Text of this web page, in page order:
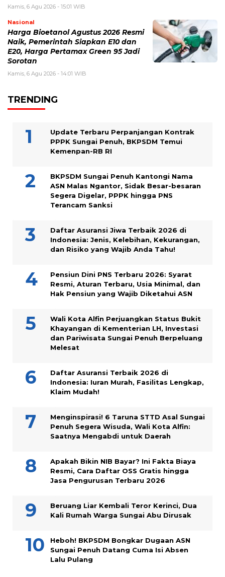
Kamis, 6 Agu 2026 - 15:01 WIB
Nasional
Harga Bioetanol Agustus 2026 Resmi
Naik, Pemerintah Siapkan E10 dan
E20, Harga Pertamax Green 95 Jadi
Sorotan
Kamis, 6 Agu 2026 - 14:01 WIB
TRENDING
Update Terbaru Perpanjangan Kontrak
PPPK Sungai Penuh, BKPSDM Temui
Kemenpan-RB RI
BKPSDM Sungai Penuh Kantongi Nama
ASN Malas Ngantor, Sidak Besar-besaran
Segera Digelar, PPPK hingga PNS
Terancam Sanksi
Daftar Asuransi Jiwa Terbaik 2026 di
Indonesia: Jenis, Kelebihan, Kekurangan,
dan Risiko yang Wajib Anda Tahu!
Pensiun Dini PNS Terbaru 2026: Syarat
Resmi, Aturan Terbaru, Usia Minimal, dan
Hak Pensiun yang Wajib Diketahui ASN
Wali Kota Alfin Perjuangkan Status Bukit
Khayangan di Kementerian LH, Investasi
dan Pariwisata Sungai Penuh Berpeluang
Melesat
Daftar Asuransi Terbaik 2026 di
Indonesia: Iuran Murah, Fasilitas Lengkap,
Klaim Mudah!
Menginspirasi! 6 Taruna STTD Asal Sungai
Penuh Segera Wisuda, Wali Kota Alfin:
Saatnya Mengabdi untuk Daerah
Apakah Bikin NIB Bayar? Ini Fakta Biaya
Resmi, Cara Daftar OSS Gratis hingga
Jasa Pengurusan Terbaru 2026
Beruang Liar Kembali Teror Kerinci, Dua
Kali Rumah Warga Sungai Abu Dirusak
Heboh! BKPSDM Bongkar Dugaan ASN
Sungai Penuh Datang Cuma Isi Absen
Lalu Pulang